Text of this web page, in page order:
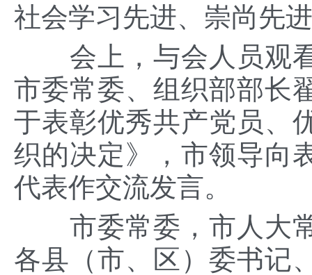
社会学习先进、崇尚先
会上，与会人员观
市委常委、组织部部长
于表彰优秀共产党员、
织的决定》，市领导向
代表作交流发言。
市委常委，市人大
各县（市、区）委书记